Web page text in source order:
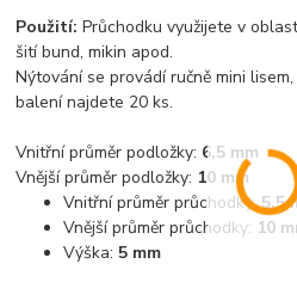
Použití: Průchodku využijete v
šití bund, mikin apod.
Nýtování se provádí ručně mini
balení najdete 20 ks.
Vnitřní průměr podložky: 6,5 mm
Vnější průměr podložky: 10 mm
Vnitřní průměr průchodky:5,5
Vnější průměr průchodky: 10
Výška: 5 mm